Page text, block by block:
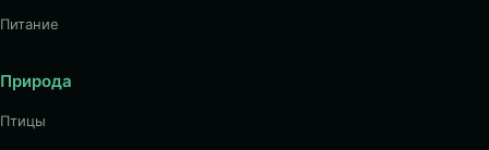
Питание
Природа
Птицы